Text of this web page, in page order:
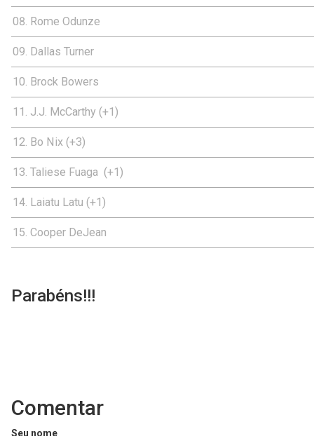
Rome Odunze
Dallas Turner
Brock Bowers
J.J. McCarthy (+1)
Bo Nix (+3)
Taliese Fuaga (+1)
Laiatu Latu (+1)
Cooper DeJean
Parabéns!!!
Comentar
Seu nome